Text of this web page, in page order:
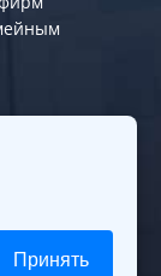
Принять